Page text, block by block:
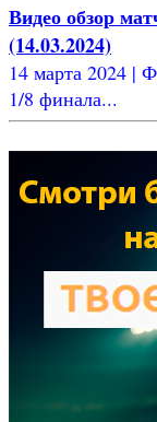
Видео обзор
(14.03.2024)
14 марта 2024 |
1/8 финала...